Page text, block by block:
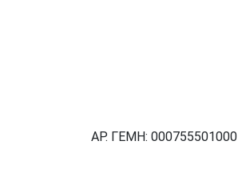
ΑΡ. ΓΕΜΗ: 000755501000